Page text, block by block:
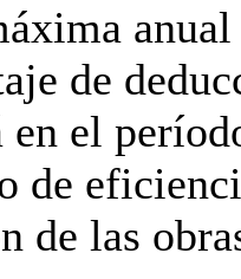
de
en el
de
de las